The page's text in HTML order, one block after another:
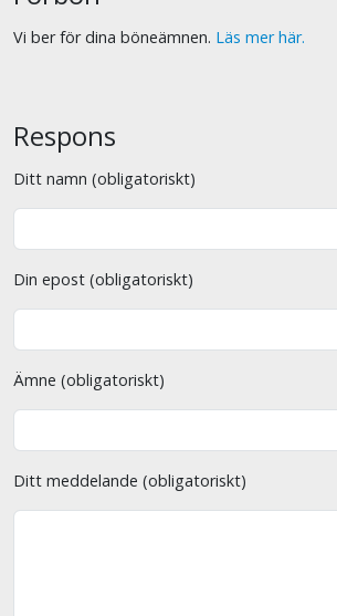
Vi ber för dina böneämnen. Läs mer här.
Respons
Ditt namn (obligatoriskt)
Din epost (obligatoriskt)
Ämne (obligatoriskt)
Ditt meddelande (obligatoriskt)